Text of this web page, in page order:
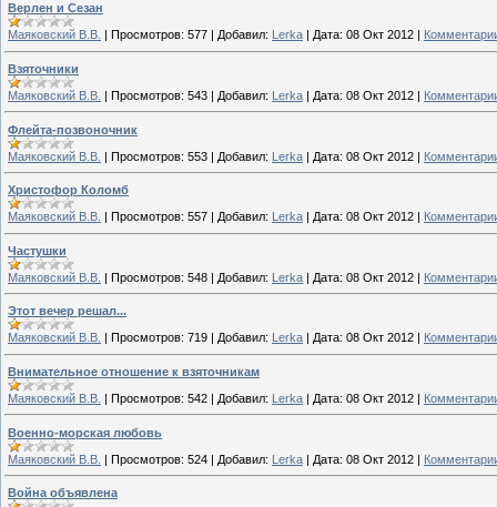
Верлен и Сезан
Маяковский В.В.
Просмотров: 577 Добавил: Lerka Дата: 08 Окт 2012
Взяточники
Маяковский В.В. | Просмотров: 543 | Добавил: Lerka | Дата: 08 Окт 2012 |
Флейта-позвоночник
Маяковский В.В. | Просмотров: 553 | Добавил: Lerka | Дата: 08 Окт 2012 |
Христофор Коломб
Маяковский В.В. | Просмотров: 557 | Добавил: Lerka | Дата: 08 Окт 2012 |
Частушки
Маяковский В.В. | Просмотров: 548 | Добавил: Lerka | Дата: 08 Окт 2012 |
Этот вечер решал...
Маяковский В.В.
Просмотров: 719 Добавил: Lerka Дата: 08 Окт 2012
Внимательное отношение к взяточникам
Маяковский В.В. | Просмотров: 542 | Добавил: Lerka | Дата: 08 Окт 2012 |
Военно-морская любовь
Маяковский В.В. | Просмотров: 524 | Добавил: Lerka | Дата: 08 Окт 2012 |
Война объявлена